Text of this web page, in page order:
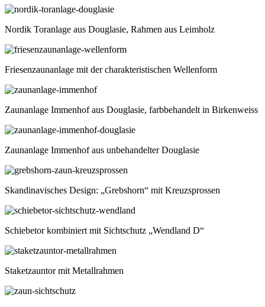
Nordik Toranlage aus Douglasie, Rahmen aus Leimholz
Friesenzaunanlage mit der charakteristischen Wellenform
Zaunanlage Immenhof aus Douglasie, farbbehandelt in Birkenweiss
Zaunanlage Immenhof aus unbehandelter Douglasie
Skandinavisches Design: „Grebshorn“ mit Kreuzsprossen
Schiebetor kombiniert mit Sichtschutz „Wendland D“
Staketzauntor mit Metallrahmen